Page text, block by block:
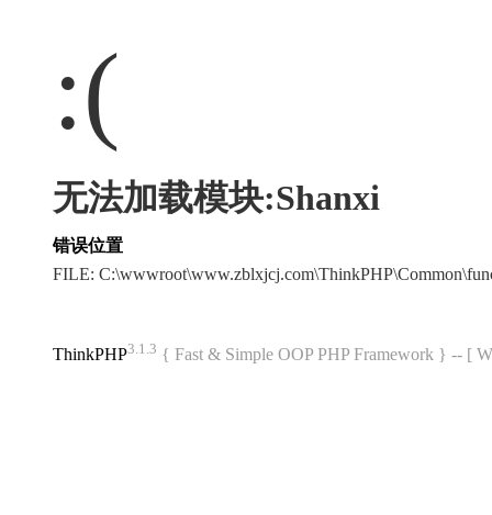
:(
无法加载模块:Shanxi
错误位置
FILE:
ThinkPHP3.1.3 { Fast & Simple OOP PHP Framework } -- [